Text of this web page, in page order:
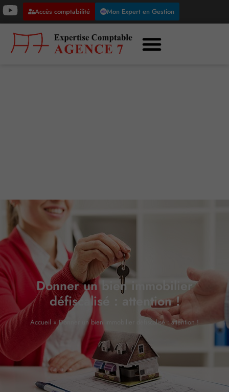
Accès comptabilité Mon Expert en Gestion
Donner un bien immobilier
défiscalisé : attention !
Accueil »Donner un bien immobilier défiscalisé : attention !